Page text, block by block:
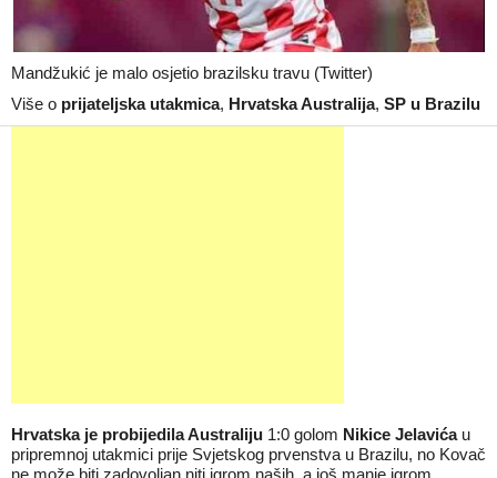
Mandžukić je malo osjetio brazilsku travu (Twitter)
Više o prijateljska utakmica, Hrvatska Australija, SP u Brazilu
Hrvatska je probijedila Australiju 1:0 golom Nikice Jelavićau
pripremnoj utakmici prije Svjetskog prvenstva u Brazilu, no Kovač
ne može biti zadovoljan niti igrom naših, a još manje igrom